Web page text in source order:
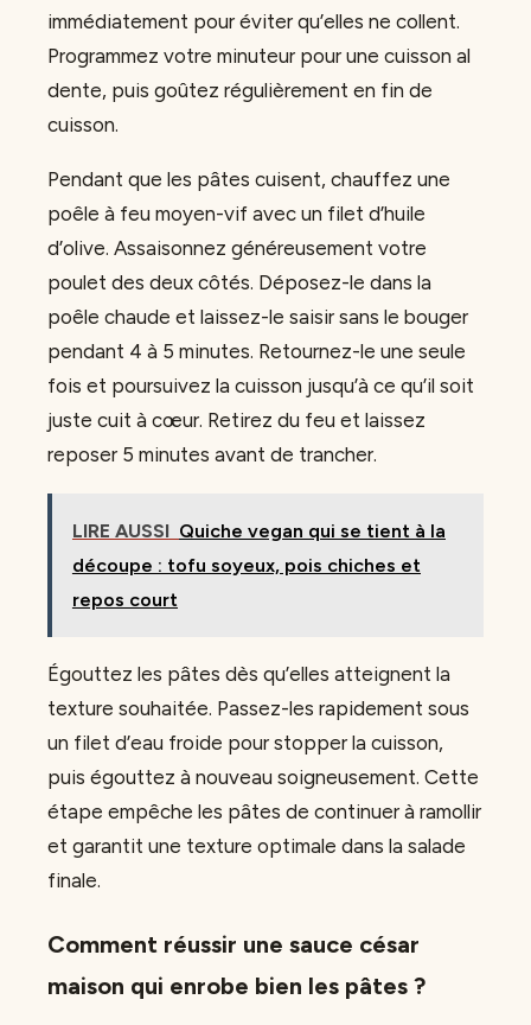
immédiatement pour éviter qu’elles ne collent.
Programmez votre minuteur pour une cuisson al
dente, puis goûtez régulièrement en fin de
cuisson.
Pendant que les pâtes cuisent, chauffez une
poêle à feu moyen-vif avec un filet d’huile
d’olive. Assaisonnez généreusement votre
poulet des deux côtés. Déposez-le dans la
poêle chaude et laissez-le saisir sans le bouger
pendant 4 à 5 minutes. Retournez-le une seule
fois et poursuivez la cuisson jusqu’à ce qu’il soit
juste cuit à cœur. Retirez du feu et laissez
reposer 5 minutes avant de trancher.
LIRE AUSSI Quiche vegan qui se tient à la
découpe : tofu soyeux, pois chiches et
repos court
Égouttez les pâtes dès qu’elles atteignent la
texture souhaitée. Passez-les rapidement sous
un filet d’eau froide pour stopper la cuisson,
puis égouttez à nouveau soigneusement. Cette
étape empêche les pâtes de continuer à ramollir
et garantit une texture optimale dans la salade
finale.
Comment réussir une sauce césar
maison qui enrobe bien les pâtes ?